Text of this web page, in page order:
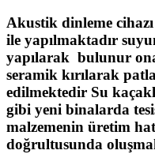
Akustik dinleme
ile yapılmaktadır
yapılarak bulunur
seramik kırılarak
edilmektedir Su
gibi yeni binalarda
malzemenin üretim
doğrultusunda